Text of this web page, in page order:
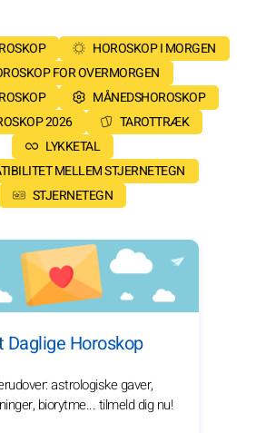
HOROSKOP I MORGEN
FOR OVERMORGEN
MÅNEDSHOROSKOP
2026
TAROTTRÆK
LYKKETAL
MELLEM STJERNETEGN
STJERNETEGN
Daglige Horoskop
astrologiske gaver,
biorytme... tilmeld dig nu!